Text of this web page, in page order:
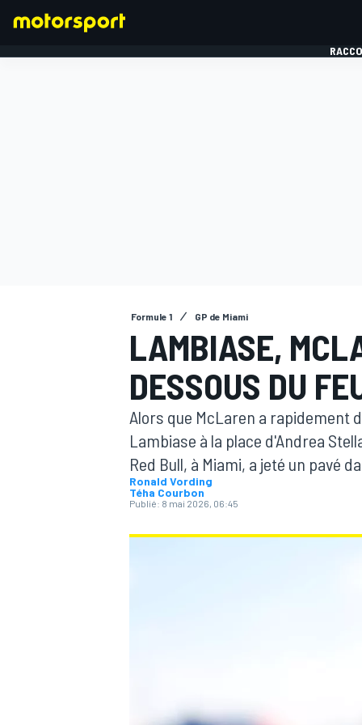
MOTOGP
Formule 1 GP de Miami
LAMBIASE,
DESSOUS DU
Alors que McLaren a rapidement
Lambiase à la place d'Andrea
Red Bull, à Miami, a jeté un pavé
Ronald Vording
Téha Courbon
Publié: 8 mai 2026, 06:45